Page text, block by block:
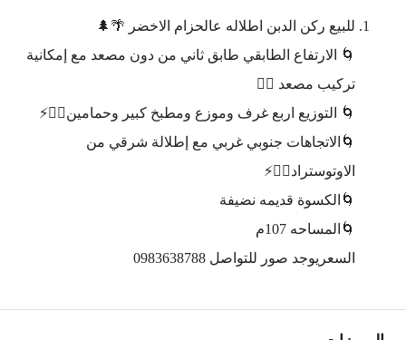
للبيع ركن الدبن اطلاله عالحزام الاخضر 🌴🌲
🌀 الارتفاع الطابقي طابق ثاني من دون مصعد مع إمكانية
تركيب مصعد 👍🏼
🌀 التوزيع اربع غرف وموزع ومطبخ كبير وحمامين👍🏼⚡
🌀الاتجاهات جنوبي غربي مع إطلالة شرقي من
الاوتوستراد👍🏼⚡
🌀الكسوة قديمه نضيفة
🌀المساحه 107م
السعريوجد صور للتواصل 0983638788